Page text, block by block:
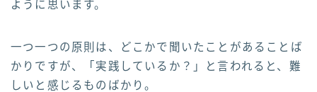
ように思います。
一つ一つの原則は、どこかで聞いたことがあることば
かりですが、「実践しているか？」と言われると、難
しいと感じるものばかり。